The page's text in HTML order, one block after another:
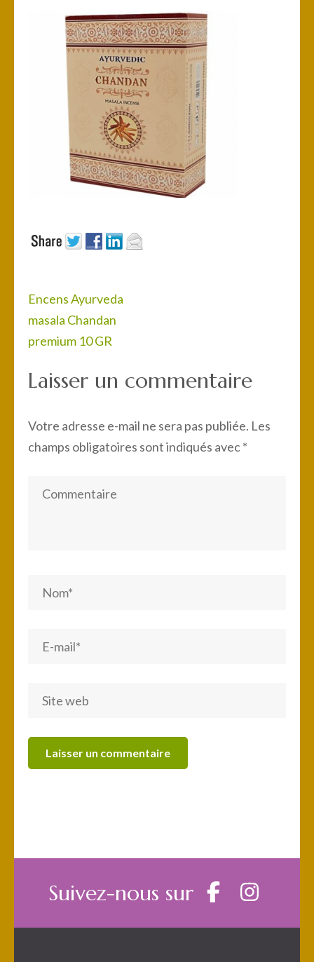
Navigation
de
l’article
Encens Ayurveda
masala Chandan
premium 10 GR
Laisser un commentaire
Votre adresse e-mail ne sera pas publiée. Les
champs obligatoires sont indiqués avec*
Suivez-nous sur